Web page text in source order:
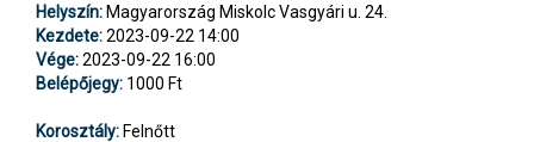
Helyszín: Magyarország Miskolc Vasgyári u. 24.
Kezdete:2023-09-22 14:00
Vége:2023-09-22 16:00
Belépőjegy: 1000 Ft
Korosztály: Felnőtt